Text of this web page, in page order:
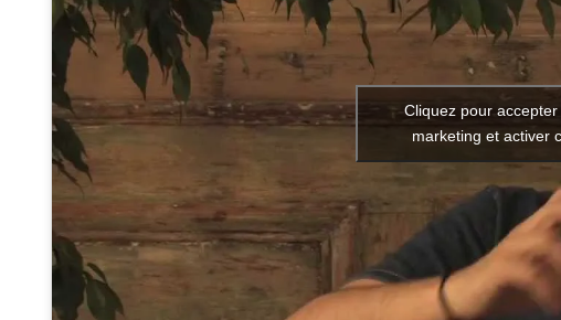
Cliquez pour
marketing et activer